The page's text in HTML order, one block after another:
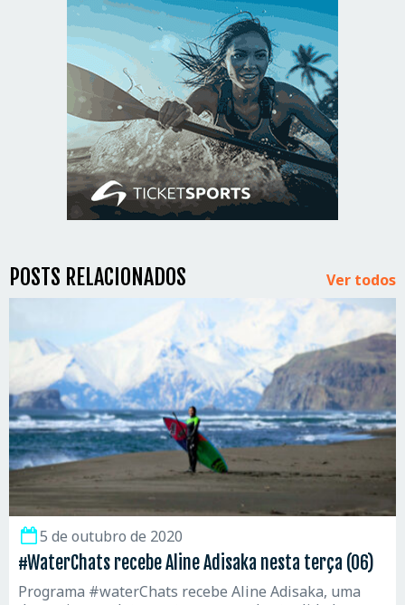
POSTS RELACIONADOS Ver todos
5 de outubro de 2020
#WaterChats recebe Aline Adisaka nesta terça (06)
Programa #waterChats recebe Aline Adisaka, uma